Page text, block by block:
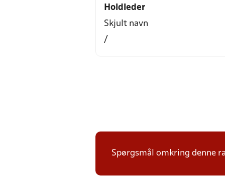
Holdleder
Skjult navn
/
Spørgsmål omkring denne